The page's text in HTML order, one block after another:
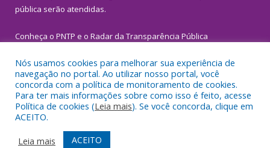
pública serão atendidas.
Conheça o PNTP e o Radar da Transparência Pública
Todos os direitos reservados a Prefeitura Municipal de
Inhangapi.
Mapa do Site
Acessar Área Administrativa
Nós usamos cookies para melhorar sua experiência de
navegação no portal. Ao utilizar nosso portal, você
concorda com a política de monitoramento de cookies.
Para ter mais informações sobre como isso é feito, acesse
Política de cookies (Leia mais). Se você concorda, clique em
ACEITO.
Leia mais
ACEITO